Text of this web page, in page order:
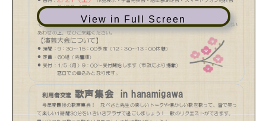
View in Full Screen